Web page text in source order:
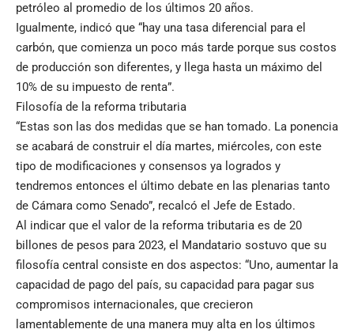
petróleo al promedio de los últimos 20 años.
Igualmente, indicó que “hay una tasa diferencial para el
carbón, que comienza un poco más tarde porque sus costos
de producción son diferentes, y llega hasta un máximo del
10% de su impuesto de renta”.
Filosofía de la reforma tributaria
“Estas son las dos medidas que se han tomado. La ponencia
se acabará de construir el día martes, miércoles, con este
tipo de modificaciones y consensos ya logrados y
tendremos entonces el último debate en las plenarias tanto
de Cámara como Senado”, recalcó el Jefe de Estado.
Al indicar que el valor de la reforma tributaria es de 20
billones de pesos para 2023, el Mandatario sostuvo que su
filosofía central consiste en dos aspectos: “Uno, aumentar la
capacidad de pago del país, su capacidad para pagar sus
compromisos internacionales, que crecieron
lamentablemente de una manera muy alta en los últimos